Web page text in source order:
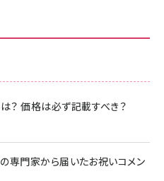
？ 価格は必ず記載すべき？
専門家から届いたお祝いコメン